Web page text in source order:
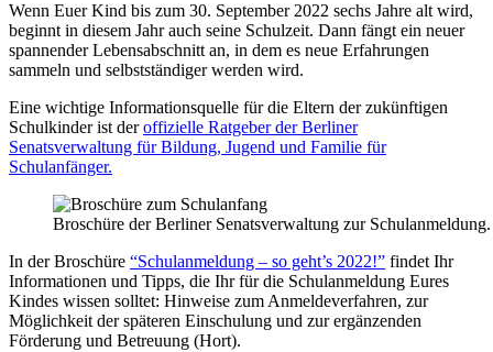
Wenn Euer Kind bis zum 30. September 2022 sechs Jahre alt wird,
beginnt in diesem Jahr auch seine Schulzeit. Dann fängt ein neuer
spannender Lebensabschnitt an, in dem es neue Erfahrungen
sammeln und selbstständiger werden wird.
Eine wichtige Informationsquelle für die Eltern der zukünftigen
Schulkinder ist deroffizielle Ratgeber der Berliner
Senatsverwaltung für Bildung, Jugend und Familie für
Schulanfänger.
Broschüre der Berliner Senatsverwaltung zur Schulanmeldung.
In der Broschüre “Schulanmeldung – so geht’s 2022!” findet Ihr
Informationen und Tipps, die Ihr für die Schulanmeldung Eures
Kindes wissen solltet: Hinweise zum Anmeldeverfahren, zur
Möglichkeit der späteren Einschulung und zur ergänzenden
Förderung und Betreuung (Hort).